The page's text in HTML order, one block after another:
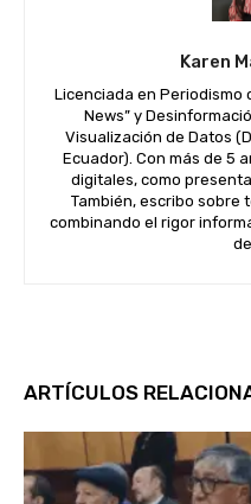
Karen
Licenciada en Periodismo
News” y
Visualización de Datos
Ecuador). Con más de 5
digitales, como
También, escribo sobre
combinando el rigor
ARTÍCULOS